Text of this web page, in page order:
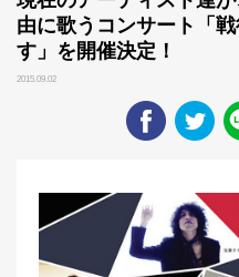
由に歌うコンサート「
す」を開催決定！
2015.09.02